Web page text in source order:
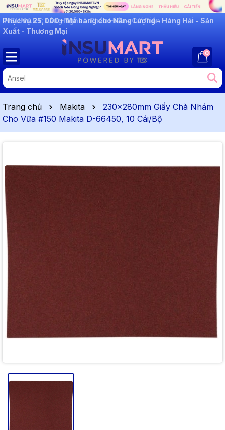
INSUMART: Lắng Nghe - Thấu Hiểu - Cải Tiến
0
Trang chủ Makita
230x280mm Giấy Chà Nhám
Cho Vữa #150 Makita D-66450, 10 Cái/Bộ